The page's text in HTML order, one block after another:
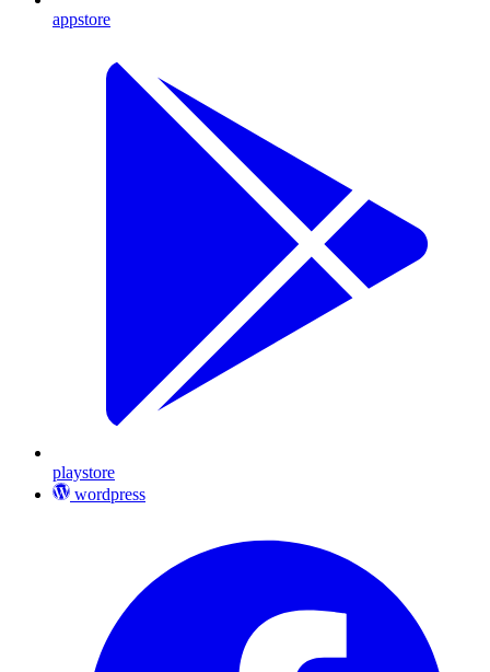
appstore
playstore
wordpress